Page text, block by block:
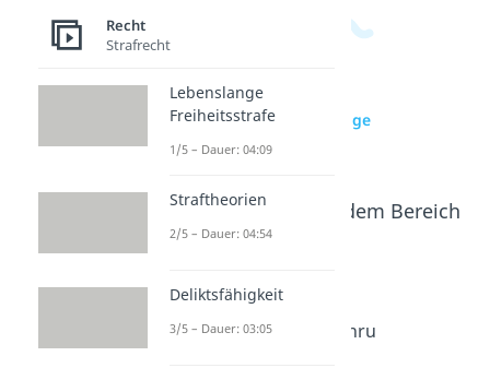
zur Videoseite: Lebenslange
Freiheitsstrafe
Beliebte Inhalte aus dem Bereich
Strafthe
orien
Dauer: 04:54
Deliktsfä
higkeit
Bewähru
Recht
Strafrecht
Lebenslange
Freiheitsstrafe
1/5 – Dauer: 04:09
Straftheorien
2/5 – Dauer: 04:54
Deliktsfähigkeit
3/5 – Dauer: 03:05